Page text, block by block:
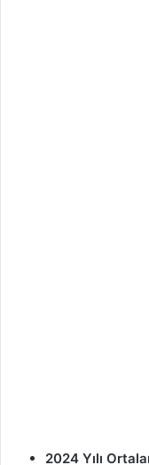
2024 Yılı